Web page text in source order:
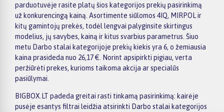
parduotuvėje rasite platų šios kategorijos prekių pasirinkimą
už konkurencingą kainą. Asortimente siūlomos 4IQ, MIRPOL ir
kitų gamintojų prekės, todėl lengvai palyginsite skirtingus
modelius, jų savybes, kainą ir kitus svarbius parametrus. Šiuo
metu Darbo stalai kategorijoje prekių kiekis yra 6, o žemiausia
kaina prasideda nuo 26,17 €. Norint apsipirkti pigiau, verta
peržiūrėti prekes, kurioms taikoma akcija ar specialūs
pasiūlymai.
BIGBOX.LT padeda greitai rasti tinkamą pasirinkimą: kairėje
pusėje esantys filtrai leidžia atsirinkti Darbo stalai kategorijos